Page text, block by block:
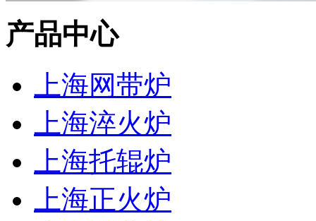
产品中心
上海网带炉
上海淬火炉
上海托辊炉
上海正火炉